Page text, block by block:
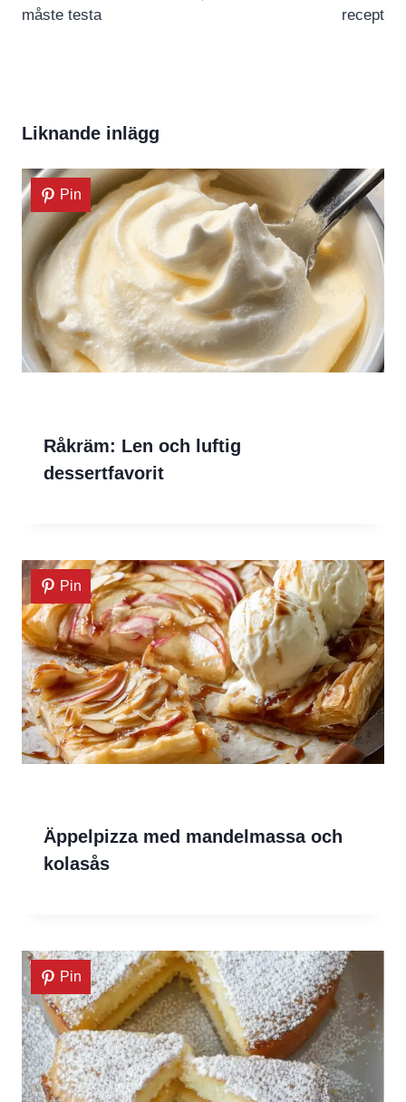
måste testa
recept
Liknande inlägg
Pin
Råkräm: Len och luftig
dessertfavorit
Pin
Äppelpizza med mandelmassa och
kolasås
Pin